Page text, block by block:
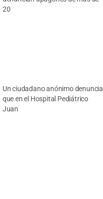
20
Un ciudadano anónimo denuncia
que en el Hospital Pediátrico
Juan